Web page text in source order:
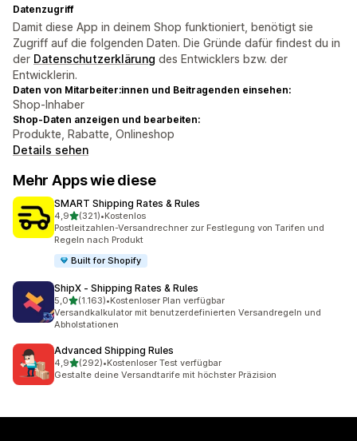
Datenzugriff
Damit diese App in deinem Shop funktioniert, benötigt sie
Zugriff auf die folgenden Daten. Die Gründe dafür findest du in
der Datenschutzerklärung des Entwicklers bzw. der
Entwicklerin.
Daten von Mitarbeiter:innen und Beitragenden einsehen:
Shop-Inhaber
Shop-Daten anzeigen und bearbeiten:
Produkte, Rabatte, Onlineshop
Details sehen
Mehr Apps wie diese
SMART Shipping Rates & Rules
4,9von 5 Sternen
(321)
321 Rezensionen insgesamt
•Kostenlos
Postleitzahlen-Versandrechner zur Festlegung von Tarifen und
Regeln nach Produkt
Built for Shopify
ShipX ‑ Shipping Rates & Rules
5,0von 5 Sternen
(1.163)
1163 Rezensionen insgesamt
•Kostenloser Plan verfügbar
Versandkalkulator mit benutzerdefinierten Versandregeln und
Abholstationen
Advanced Shipping Rules
4,9von 5 Sternen
(292)
292 Rezensionen insgesamt
•Kostenloser Test verfügbar
Gestalte deine Versandtarife mit höchster Präzision